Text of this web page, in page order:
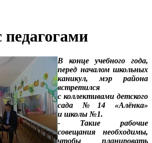
педагогами
В конце учебного года,
перед началом школьных
каникул, мэр района
встретился
с коллективами детского
сада №14 «Алёнка»
и школы №1.
- Такие рабочие
совещания необходимы,
чтобы планировать